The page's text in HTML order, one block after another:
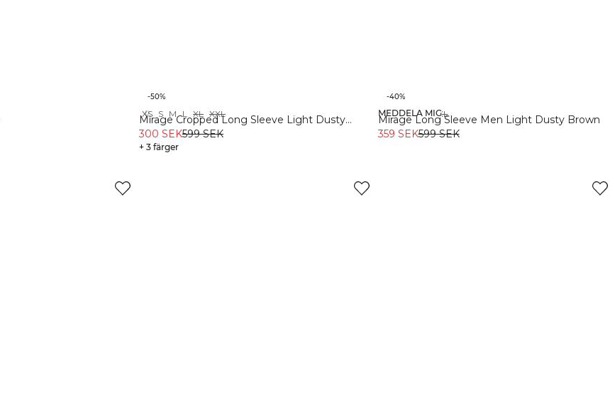
Recycled
-50%
XS S M L XL XXL
Mirage Cropped Long Sleeve Light Dusty
Brown
300 SEK599 SEK
+ 3 färger
Recycled
-40%
S M L XL XXL
MEDDELA MIG
Mirage Long Sleeve Men Light Dusty Brown
359 SEK599 SEK